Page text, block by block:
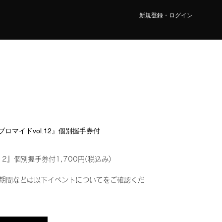
新規登録・ログイン
ロマイドvol.12』個別握手券付
』個別握手券付1,700円(税込み)
間などは以下イベントについてをご確認くだ